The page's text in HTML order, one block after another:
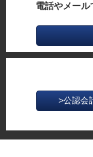
電話やメール
>公認会